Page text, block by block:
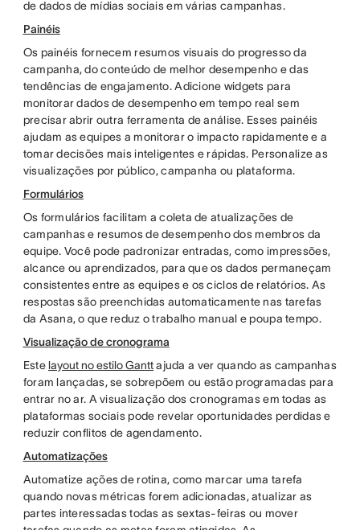
de dados de mídias sociais em várias campanhas.
Painéis
Os painéis fornecem resumos visuais do progresso da
campanha, do conteúdo de melhor desempenho e das
tendências de engajamento. Adicione widgets para
monitorar dados de desempenho em tempo real sem
precisar abrir outra ferramenta de análise. Esses painéis
ajudam as equipes a monitorar o impacto rapidamente e a
tomar decisões mais inteligentes e rápidas. Personalize as
visualizações por público, campanha ou plataforma.
Formulários
Os formulários facilitam a coleta de atualizações de
campanhas e resumos de desempenho dos membros da
equipe. Você pode padronizar entradas, como impressões,
alcance ou aprendizados, para que os dados permaneçam
consistentes entre as equipes e os ciclos de relatórios. As
respostas são preenchidas automaticamente nas tarefas
da Asana, o que reduz o trabalho manual e poupa tempo.
Visualização de cronograma
Este layout no estilo Ganttajuda a ver quando as campanhas
foram lançadas, se sobrepõem ou estão programadas para
entrar no ar. A visualização dos cronogramas em todas as
plataformas sociais pode revelar oportunidades perdidas e
reduzir conflitos de agendamento.
Automatizações
Automatize ações de rotina, como marcar uma tarefa
quando novas métricas forem adicionadas, atualizar as
partes interessadas todas as sextas-feiras ou mover